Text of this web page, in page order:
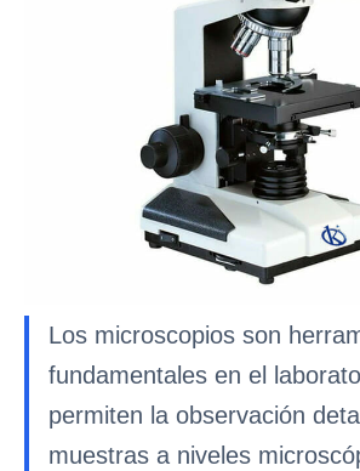
Los microscopios son
fundamentales en el
permiten la observación
muestras a niveles